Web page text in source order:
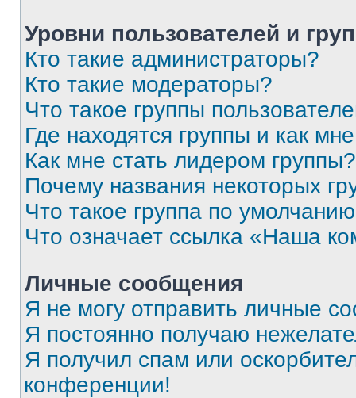
Уровни пользователей и
Кто такие администраторы?
Кто такие модераторы?
Что такое группы
Где находятся группы и как
Как мне стать лидером группы?
Почему названия некоторых
Что такое группа по
Что означает ссылка «Наша
Личные сообщения
Я не могу отправить личные
Я постоянно получаю
Я получил спам или
конференции!